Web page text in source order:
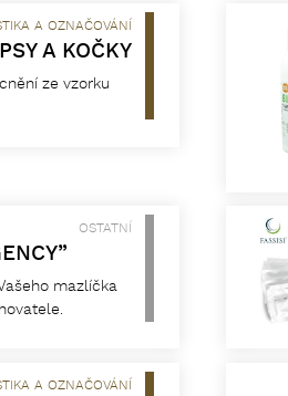
A OZNAČOVÁNÍ
A KOČKY
ze vzorku
OSTATNÍ
mazlíčka
A OZNAČOVÁNÍ